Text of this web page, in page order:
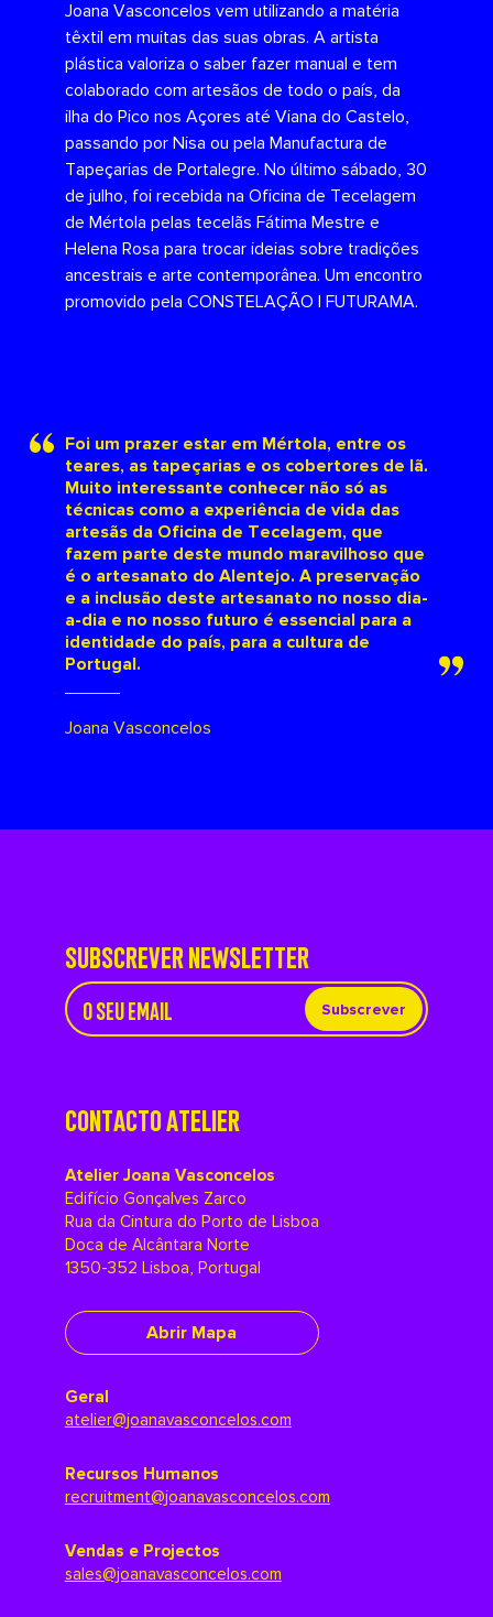
Joana Vasconcelos vem utilizando a matéria
têxtil em muitas das suas obras. A artista
plástica valoriza o saber fazer manual e tem
colaborado com artesãos de todo o país, da
ilha do Pico nos Açores até Viana do Castelo,
passando por Nisa ou pela Manufactura de
Tapeçarias de Portalegre. No último sábado, 30
de julho, foi recebida na Oficina de Tecelagem
de Mértola pelas tecelãs Fátima Mestre e
Helena Rosa para trocar ideias sobre tradições
ancestrais e arte contemporânea. Um encontro
promovido pela CONSTELAÇÃO | FUTURAMA.
Foi um prazer estar em Mértola, entre os
teares, as tapeçarias e os cobertores de lã.
Muito interessante conhecer não só as
técnicas como a experiência de vida das
artesãs da Oficina de Tecelagem, que
fazem parte deste mundo maravilhoso que
é o artesanato do Alentejo. A preservação
e a inclusão deste artesanato no nosso dia-
a-dia e no nosso futuro é essencial para a
identidade do país, para a cultura de
Portugal.
Joana Vasconcelos
SUBSCREVER NEWSLETTER
Subscrever
CONTACTO ATELIER
Atelier Joana Vasconcelos
Edifício Gonçalves Zarco
Rua da Cintura do Porto de Lisboa
Doca de Alcântara Norte
1350-352 Lisboa, Portugal
Abrir Mapa
Geral
atelier@joanavasconcelos.com
Recursos Humanos
recruitment@joanavasconcelos.com
Vendas e Projectos
sales@joanavasconcelos.com